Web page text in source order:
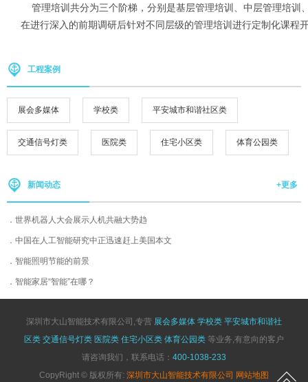
管理培训共分为三个阶梯，分别是基层管理培训、中层管理培
在进行深入的前期调研后针对不同层级的管理培训进行定制化课
工程案例
展会多媒体 学校类 平安城市和谐社区类
交通信号灯类 医院类 住宅小区类 体育公园类
新闻动态 +更多
世界机器人大会展示人机共融大势趋
中国在人工智能研究中正迅速赶上美国本文
智能照明节能的前景
智能家居“智能”在哪？
深圳市大山智能技术有限公司,专营 展会多媒体 学校类 平安城市和谐社
区类 交通信号灯类 医院类 住宅小区类 体育公园类 等业务,有意向的客户
请咨询我们，联系电话： 400-1038-233
CopyRight © 版权所有: 深圳市大山智能技术有限公司 网站地图